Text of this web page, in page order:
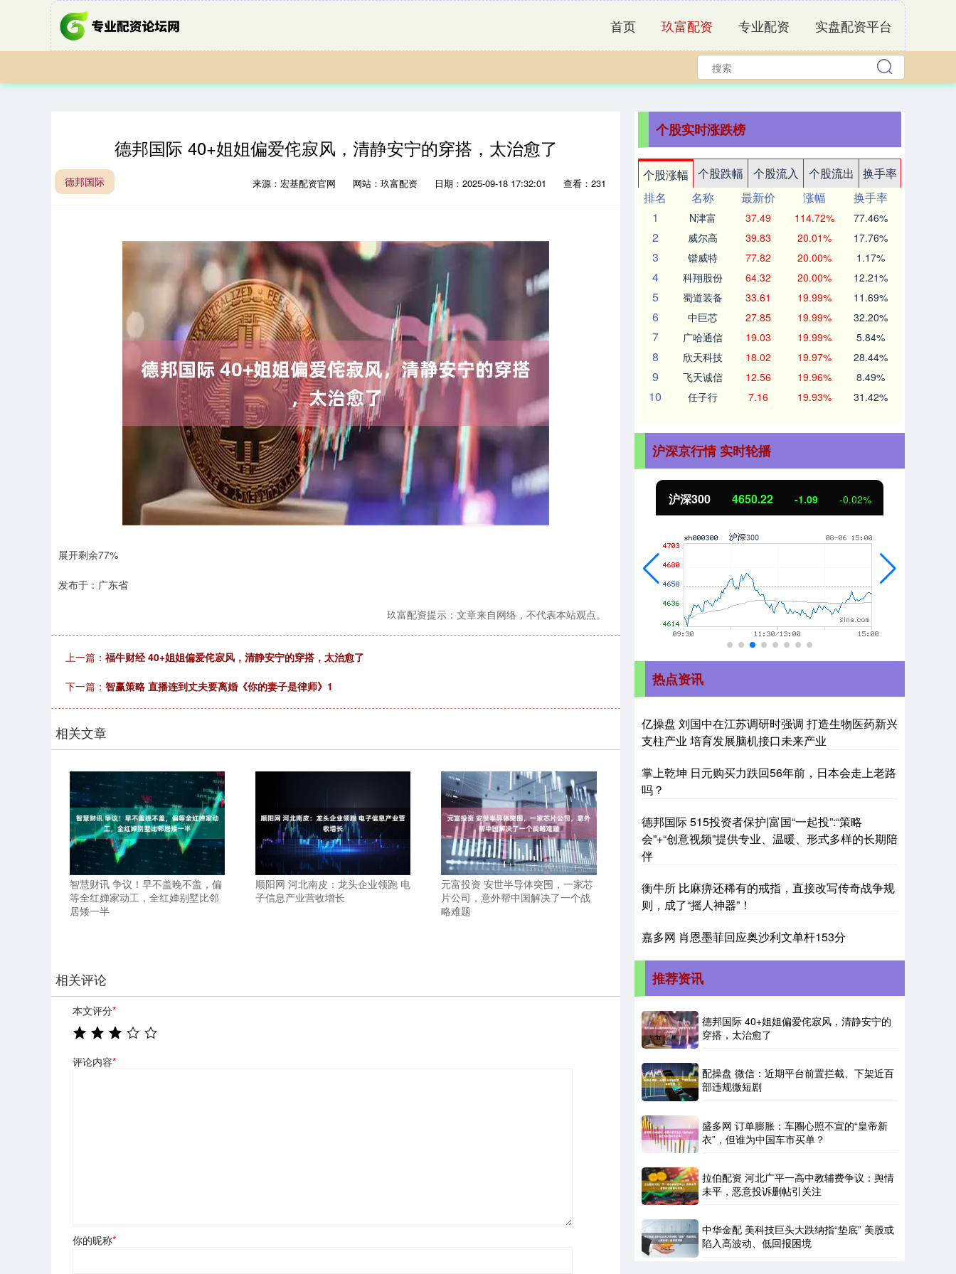
首页 玖富配资 专业配资 实盘配资平台
德邦国际 40+姐姐偏爱侘寂风，清静安宁的穿搭，太治愈了
德邦国际 来源：宏基配资官网 网站：玖富配资 日期：2025-09-18 17:32:01 查看：231
展开剩余77%
发布于：广东省
玖富配资提示：文章来自网络，不代表本站观点。
上一篇： 福牛财经 40+姐姐偏爱侘寂风，清静安宁的穿搭，太治愈了
下一篇： 智赢策略 直播连到丈夫要离婚《你的妻子是律师》1
相关文章
智慧财讯 争议！早不盖晚不盖，偏
等全红婵家动工，全红婵别墅比邻
居矮一半
顺阳网 河北南皮：龙头企业领跑 电
子信息产业营收增长
元富投资 安世半导体突围，一家芯
片公司，意外帮中国解决了一个战
略难题
相关评论
本文评分*
评论内容*
你的昵称*
个股实时涨跌榜
个股涨幅 个股跌幅 个股流入 个股流出
换手率
排名
名称 最新价 涨幅
换手率
1
N津富 37.49 114.72% 77.46%
2 威尔高 39.83 20.01% 17.76%
3 锴威特 77.82 20.00% 1.17%
4 科翔股份 64.32 20.00% 12.21%
5 蜀道装备 33.61 19.99% 11.69%
6 中巨芯 27.85 19.99% 32.20%
7 广哈通信 19.03 19.99% 5.84%
8 欣天科技 18.02 19.97% 28.44%
9 飞天诚信 12.56 19.96% 8.49%
10 任子行 7.16 19.93% 31.42%
沪深京行情 实时轮播
3899.33 -1.02 -0.03% 深证成指 0.00 0.00 0.00% 4650.22 -1.09 -0.02%
热点资讯
亿操盘 刘国中在江苏调研时强调 打造生物医药新兴
支柱产业 培育发展脑机接口未来产业
掌上乾坤 日元购买力跌回56年前，日本会走上老路
吗？
德邦国际 515投资者保护|富国“一起投”:“策略
会”+“创意视频”提供专业、温暖、形式多样的长期陪
伴
衡牛所 比麻痹还稀有的戒指，直接改写传奇战争规
则，成了“摇人神器”！
嘉多网 肖恩墨菲回应奥沙利文单杆153分
推荐资讯
德邦国际 40+姐姐偏爱侘寂风，清静安宁的
穿搭，太治愈了
配操盘 微信：近期平台前置拦截、下架近百
部违规微短剧
盛多网 订单膨胀：车圈心照不宣的“皇帝新
衣”，但谁为中国车市买单？
拉伯配资 河北广平一高中教辅费争议：舆情
未平，恶意投诉删帖引关注
中华金配 美科技巨头大跌纳指“垫底” 美股或
陷入高波动、低回报困境